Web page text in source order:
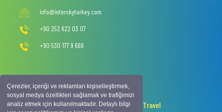
Çerezler, içeriği ve reklamları kişiselleştirmek,
sosyal medya özellikleri sağlamak ve trafiğimizi
analiz etmek için kullanılmaktadır. Detaylı bilgi
info@interskyturkey.com
+90 252 622 03 07
+90 530 177 9 666
2020 © Copyright -Intersky Travel